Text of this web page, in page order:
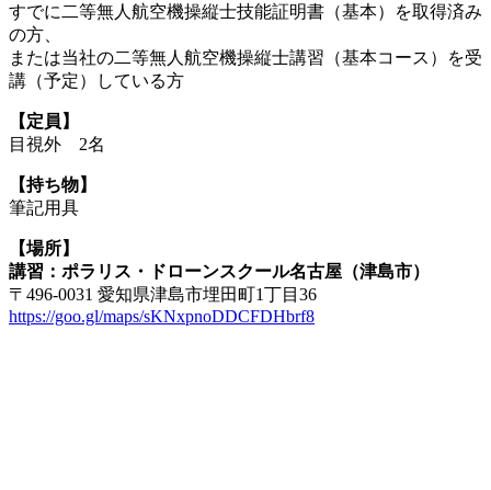
すでに二等無人航空機操縦士技能証明書（基本）を取得済み
の方、
または当社の二等無人航空機操縦士講習（基本コース）を受
講（予定）している方
【定員】
目視外 2名
【持ち物】
筆記用具
【場所】
講習：ポラリス・ドローンスクール名古屋（津島市）
〒496-0031 愛知県津島市埋田町1丁目36
https://goo.gl/maps/sKNxpnoDDCFDHbrf8